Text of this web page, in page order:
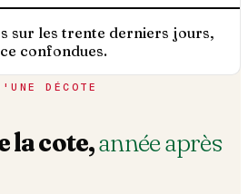
sur les trente derniers jours,
confondues.
DÉCOTE
la cote,année après